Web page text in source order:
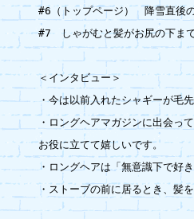
#6（トップページ）　降雪直後
#7　しゃがむと髪がお尻の下ま
＜インタビュー＞
・今は以前入れたシャギーが毛
・ロングヘアマガジンに出会っ
お役に立てて嬉しいです。
・ロングヘアは「無意識下で好
・ストーブの前に居るとき、髪